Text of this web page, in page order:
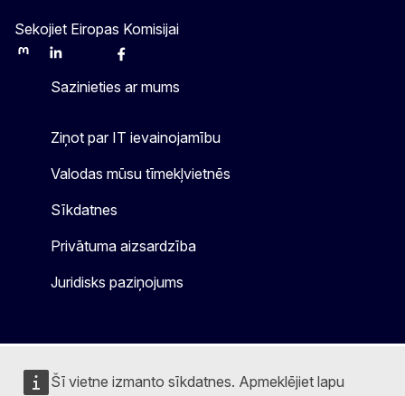
Šī vietne izmanto sīkdatnes. Apmeklējiet lapu
Sekojiet Eiropas Komisijai
MastodonLinkedInBlueskyFacebook
Sazinieties ar mums
Ziņot par IT ievainojamību
Valodas mūsu tīmekļvietnēs
Sīkdatnes
Privātuma aizsardzība
Juridisks paziņojums